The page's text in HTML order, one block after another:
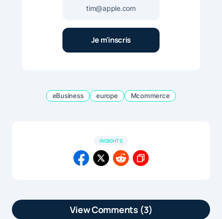
eBusiness europe Mcommerce
INSIGHTS
View Comments (3)